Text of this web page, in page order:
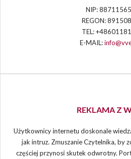
NIP:
REGON:
TEL:
E-MAIL:
REKLAMA Z
Użytkownicy internetu doskonale
jak intruz. Zmuszanie Czytelnika, by
częściej przynosi skutek odwrotny.